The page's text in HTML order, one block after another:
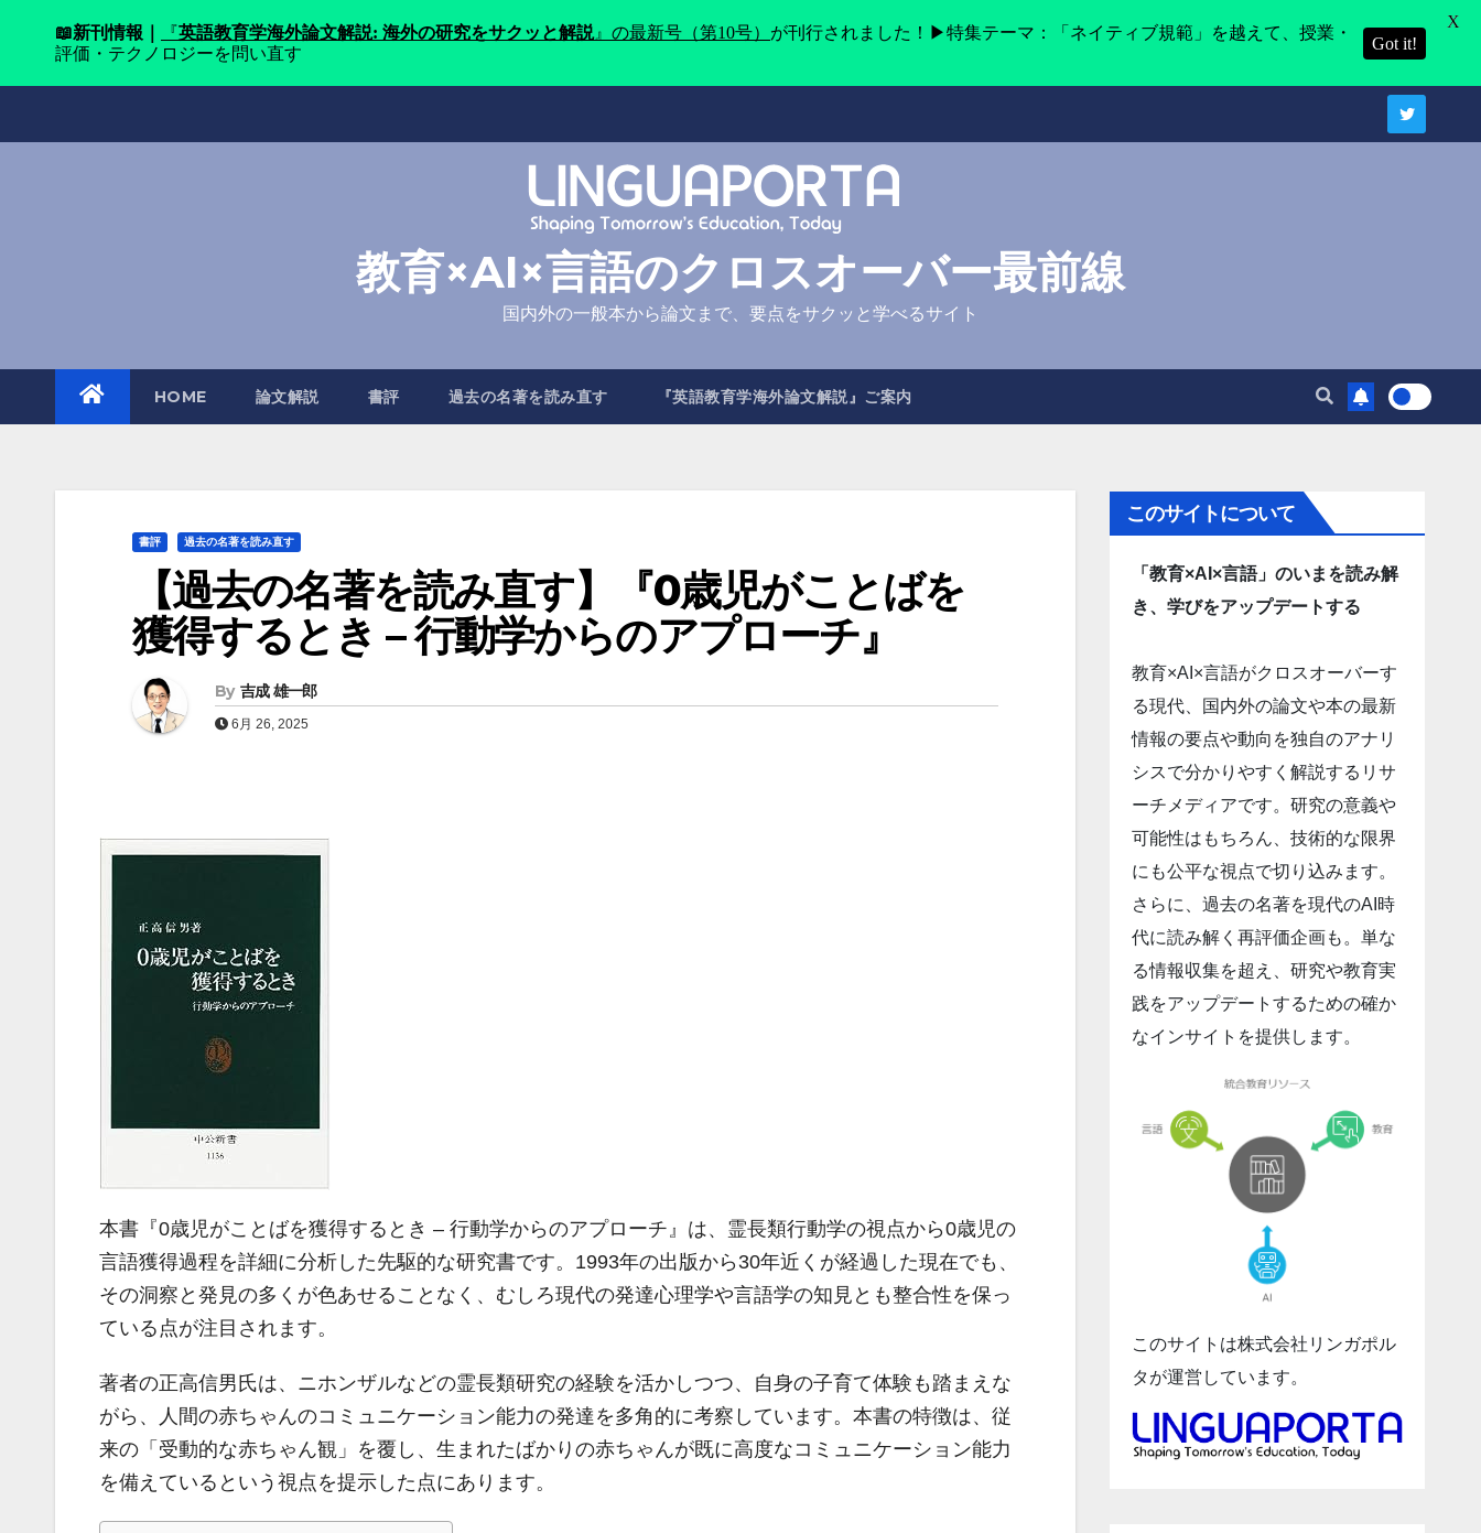
教育×AI×言語のクロスオーバー最前線
国内外の一般本から論文まで、要点をサクッと学べるサイト
HOME 論文解説 書評 過去の名著を読み直す 『英語教育学海外論文解説』ご案内
書評 過去の名著を読み直す
【過去の名著を読み直す】『0歳児がことばを
獲得するとき – 行動学からのアプローチ』
By 吉成 雄一郎
6月 26, 2025
本書『0歳児がことばを獲得するとき – 行動学からのアプローチ』は、霊長類行動学の視点から0歳児の
言語獲得過程を詳細に分析した先駆的な研究書です。1993年の出版から30年近くが経過した現在でも、
その洞察と発見の多くが色あせることなく、むしろ現代の発達心理学や言語学の知見とも整合性を保っ
ている点が注目されます。
著者の正高信男氏は、ニホンザルなどの霊長類研究の経験を活かしつつ、自身の子育て体験も踏まえな
がら、人間の赤ちゃんのコミュニケーション能力の発達を多角的に考察しています。本書の特徴は、従
来の「受動的な赤ちゃん観」を覆し、生まれたばかりの赤ちゃんが既に高度なコミュニケーション能力
を備えているという視点を提示した点にあります。
このサイトについて
「教育×AI×言語」のいまを読み解
き、学びをアップデートする
教育×AI×言語がクロスオーバーす
る現代、国内外の論文や本の最新
情報の要点や動向を独自のアナリ
シスで分かりやすく解説するリサ
ーチメディアです。研究の意義や
可能性はもちろん、技術的な限界
にも公平な視点で切り込みます。
さらに、過去の名著を現代のAI時
代に読み解く再評価企画も。単な
る情報収集を超え、研究や教育実
践をアップデートするための確か
なインサイトを提供します。
このサイトは株式会社リンガポル
タが運営しています。
📖新刊情報｜ 『英語教育学海外論文解説: 海外の研究をサクッと解説』の最新号（第10号） が刊行されました！▶特集テーマ：「ネイティブ規範」を越えて、授業・
評価・テクノロジーを問い直す
Got it!
X